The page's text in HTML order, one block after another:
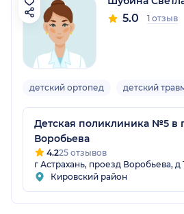
5.0 1 отзыв
детский ортопед детский
Детская поликлиника №5 в
Воробьева
4.225 отзывов
г Астрахань, проезд Воробьева, д
Кировский район